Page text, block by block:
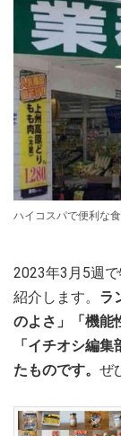
ハイコスパで便利な
2023年3月5週
紹介します。 ラ
のよさ」「機能
「イチオシ編
たものです。 ぜ